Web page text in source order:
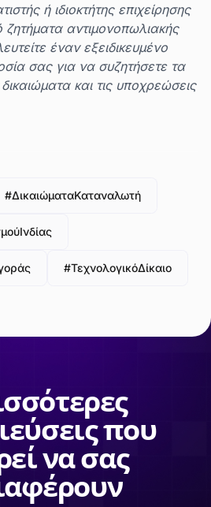
ή ιδιοκτήτης επιχείρησης
αντιμονοπωλιακής
έναν εξειδικευμένο
σας για να συζητήσετε τα
και τις υποχρεώσεις
#ΔικαιώματαΚαταναλωτή
#ΤεχνολογικόΔίκαιο
που
να σας